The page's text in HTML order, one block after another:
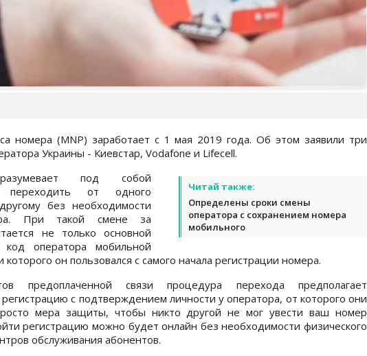
номера (MNP) заработает с 1 мая 2019 года. Об этом заявили три
Украины - Киевстар, Vodafone и Lifecell.
Читай также:
Определены сроки смены
оператора с сохранением номера
мобильного
под собой
переходить от одного
без необходимости
При такой смене за
не только основной
оператора мобильной
которого он пользовался с самого начала регистрации номера.
предоплаченной связи процедура перехода предполагает
с подтверждением личности у оператора, от которого они
мера защиты, чтобы никто другой не мог увести ваш номер
регистрацию можно будет онлайн без необходимости физического
обслуживания абонентов.